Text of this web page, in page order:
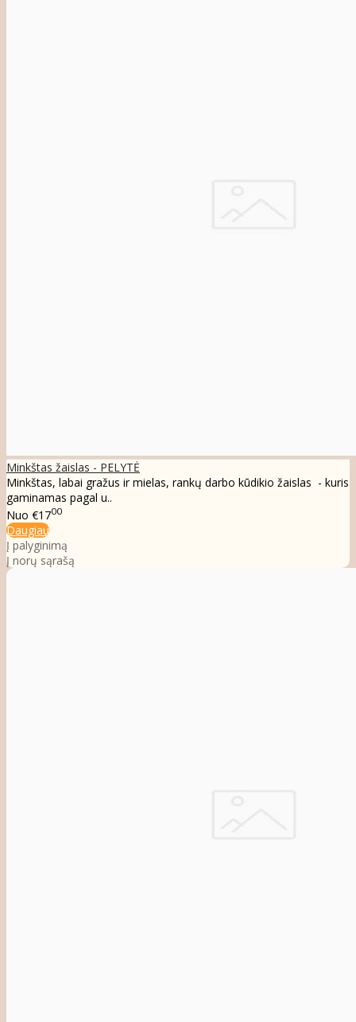
Minkštas žaislas - PELYTĖ
Minkštas, labai gražus ir mielas, rankų darbo kūdikio žaislas - kuris
gaminamas pagal u..
Nuo €1700
Daugiau
Į palyginimą
Į norų sąrašą